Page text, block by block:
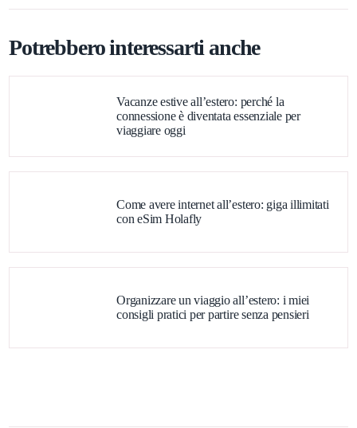
Potrebbero interessarti anche
Vacanze estive all’estero: perché la
connessione è diventata essenziale per
viaggiare oggi
Come avere internet all’estero: giga illimitati
con eSim Holafly
Organizzare un viaggio all’estero: i miei
consigli pratici per partire senza pensieri